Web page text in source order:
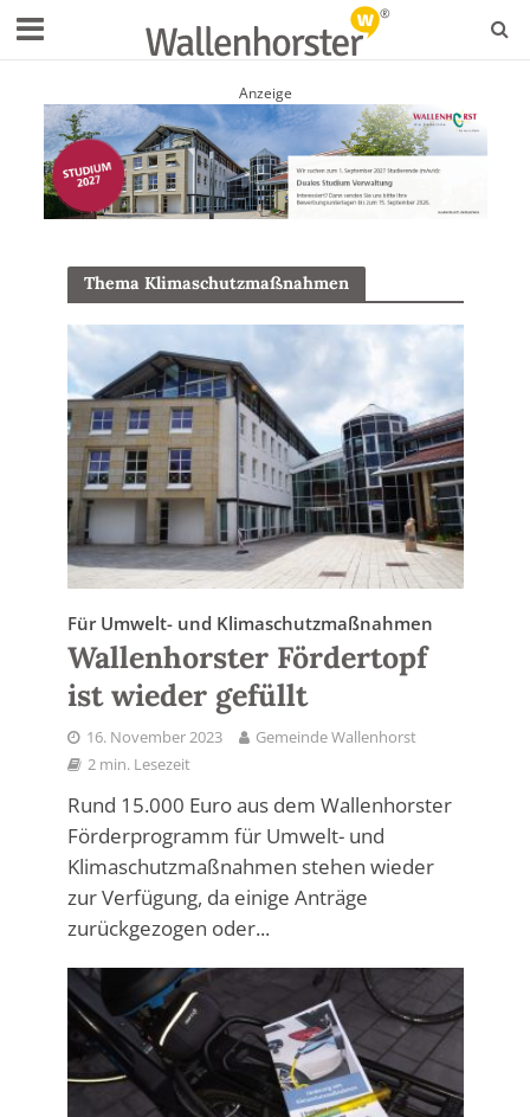
Anzeige
Thema Klimaschutzmaßnahmen
Für Umwelt- und Klimaschutzmaßnahmen
Wallenhorster Fördertopf
ist wieder gefüllt
16. November 2023
Gemeinde Wallenhorst
2 min. Lesezeit
Rund 15.000 Euro aus dem Wallenhorster
Förderprogramm für Umwelt- und
Klimaschutzmaßnahmen stehen wieder
zur Verfügung, da einige Anträge
zurückgezogen oder...